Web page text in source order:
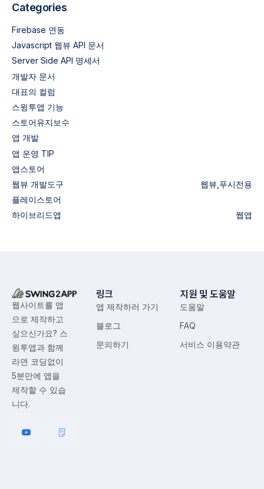
Categories
Firebase 연동
Javascript 웹뷰 API 문서
Server Side API 명세서
개발자 문서
대표의 컬럼
스윙투앱 기능
스토어유지보수
앱 개발
앱 운영 TIP
앱스토어
웹뷰
웹뷰,푸시전용
개발도구
플레이스토어
하이브리드앱
웹앱
웹사이트를 앱
으로 제작하고
싶으신가요? 스
윙투앱과 함께
라면 코딩없이
5분만에 앱을
제작할 수 있습
니다.
링크
앱 제작하러 가기
블로그
문의하기
지원 및 도움말
도움말
FAQ
서비스 이용약관